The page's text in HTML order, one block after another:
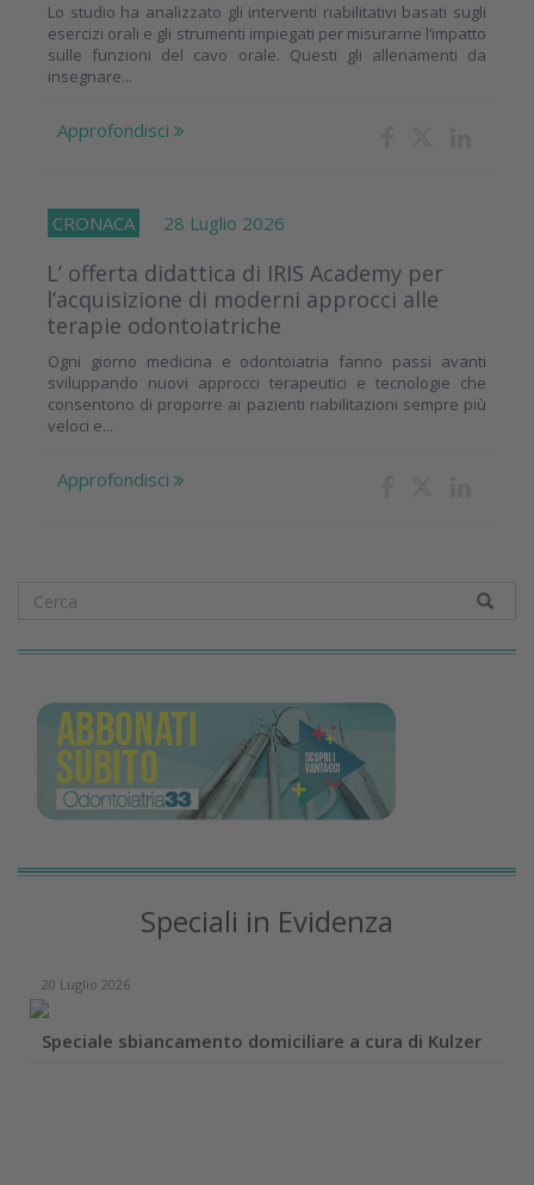
Lo studio ha analizzato gli interventi riabilitativi basati sugli
esercizi orali e gli strumenti impiegati per misurarne l’impatto
sulle funzioni del cavo orale. Questi gli allenamenti da
insegnare...
Approfondisci
CRONACA 28 Luglio 2026
L’ offerta didattica di IRIS Academy per
l’acquisizione di moderni approcci alle
terapie odontoiatriche
Ogni giorno medicina e odontoiatria fanno passi avanti
sviluppando nuovi approcci terapeutici e tecnologie che
consentono di proporre ai pazienti riabilitazioni sempre più
veloci e...
Approfondisci
Speciali in Evidenza
20 Luglio 2026
Speciale sbiancamento domiciliare a cura di Kulzer